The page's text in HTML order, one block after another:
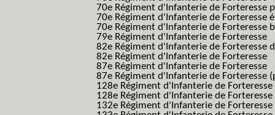
70e Régiment d'Infanterie de Forteresse
70e Régiment d'Infanterie de Forteresse
70e Régiment d'Infanterie de Forteresse
79e Régiment d'Infanterie de Forteresse
82e Régiment d'Infanterie de Forteresse
82e Régiment d'Infanterie de Forteresse
87e Régiment d'Infanterie de Forteresse
87e Régiment d'Infanterie de Forteresse
128e Régiment d'Infanterie de Forteresse
128e Régiment d'Infanterie de
132e Régiment d'Infanterie de Forteresse